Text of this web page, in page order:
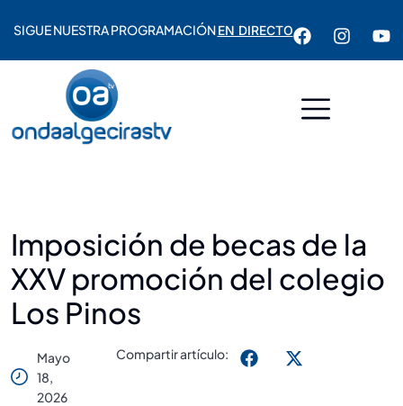
SIGUE NUESTRA PROGRAMACIÓNEN DIRECTO
Imposición de becas de la
XXV promoción del colegio
Los Pinos
Mayo
18,
2026
Compartir artículo: